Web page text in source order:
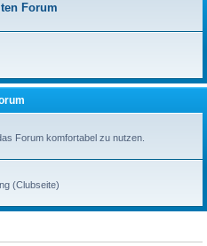
Forum
Forum komfortabel zu nutzen.
(Clubseite)